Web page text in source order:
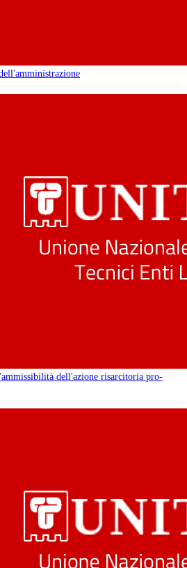
dell'azione risarcitoria pro-